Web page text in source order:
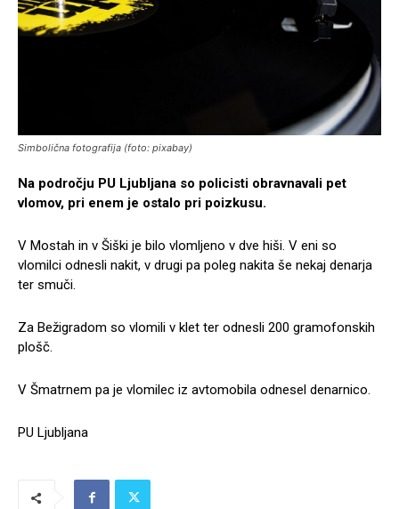
Simbolična fotografija (foto: pixabay)
Na področju PU Ljubljana so policisti obravnavali pet
vlomov, pri enem je ostalo pri poizkusu.
V Mostah in v Šiški je bilo vlomljeno v dve hiši. V eni so
vlomilci odnesli nakit, v drugi pa poleg nakita še nekaj denarja
ter smuči.
Za Bežigradom so vlomili v klet ter odnesli 200 gramofonskih
plošč.
V Šmatrnem pa je vlomilec iz avtomobila odnesel denarnico.
PU Ljubljana